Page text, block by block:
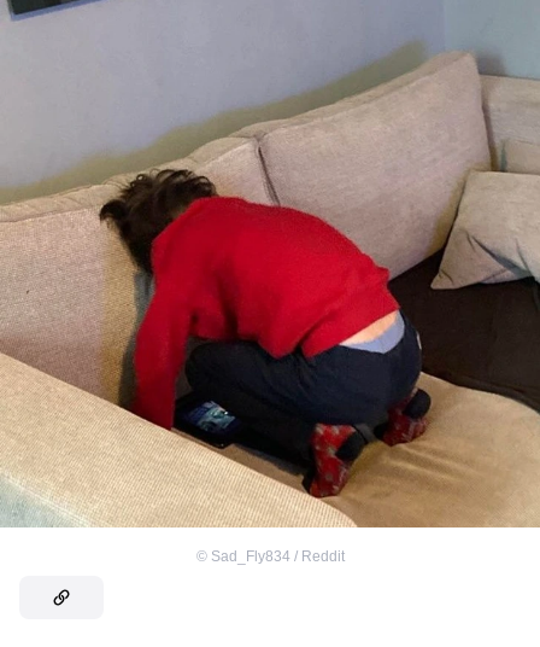
© Sad_Fly834 / Reddit